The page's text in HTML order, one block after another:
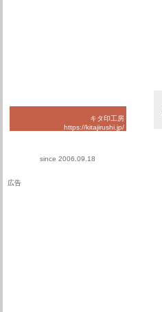
キタ印工房
https://kitajirushi.jp/
since 2006.09.18
広告